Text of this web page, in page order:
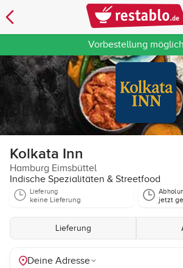
Vorbestellung möglich
Kolkata Inn
Hamburg Eimsbüttel
Indische Spezialitäten & Streetfood
Lieferung
keine Lieferung jetzt
Lieferung
Deine Adresse